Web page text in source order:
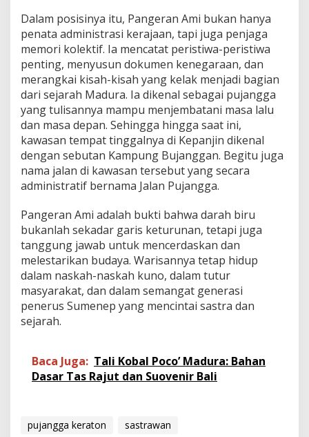
Dalam posisinya itu, Pangeran Ami bukan hanya
penata administrasi kerajaan, tapi juga penjaga
memori kolektif. Ia mencatat peristiwa-peristiwa
penting, menyusun dokumen kenegaraan, dan
merangkai kisah-kisah yang kelak menjadi bagian
dari sejarah Madura. Ia dikenal sebagai pujangga
yang tulisannya mampu menjembatani masa lalu
dan masa depan. Sehingga hingga saat ini,
kawasan tempat tinggalnya di Kepanjin dikenal
dengan sebutan Kampung Bujanggan. Begitu juga
nama jalan di kawasan tersebut yang secara
administratif bernama Jalan Pujangga.
Pangeran Ami adalah bukti bahwa darah biru
bukanlah sekadar garis keturunan, tetapi juga
tanggung jawab untuk mencerdaskan dan
melestarikan budaya. Warisannya tetap hidup
dalam naskah-naskah kuno, dalam tutur
masyarakat, dan dalam semangat generasi
penerus Sumenep yang mencintai sastra dan
sejarah.
Baca Juga: Tali Kobal Poco’ Madura: Bahan
Dasar Tas Rajut dan Suovenir Bali
pujangga keraton
sastrawan